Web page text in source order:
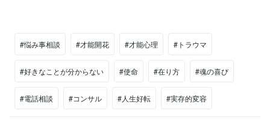
#悩み事相談 #才能開花 #才能心理 #トラウマ
#好きなことが分からない #使命 #在り方 #魂の喜び
#電話相談 #コンサル #人生好転 #実存的変容